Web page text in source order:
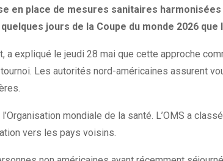
en place de mesures sanitaires
jours de la Coupe du monde 2026
a expliqué le jeudi 28 mai que cette approche
Les autorités nord-américaines assurent
mondiale de la santé. L’OMS a
vers les pays voisins.